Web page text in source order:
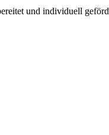
und individuell